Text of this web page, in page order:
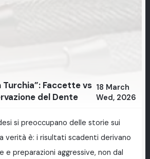
Turchia”: Faccette vs
del Dente
18 March
Wed, 2026
si preoccupano delle storie sui
verità è: i risultati scadenti derivano
e preparazioni aggressive, non dal